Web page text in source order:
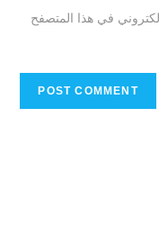
في هذا المتصفح